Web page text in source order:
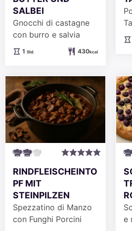
SALBEI
Gnocchi di castagne
con burro e salvia
1Stunde
Std. 430kcal
RINDFLEISCHEINTO
PF MIT
STEINPILZEN
Spezzatino di Manzo
con Funghi Porcini
e